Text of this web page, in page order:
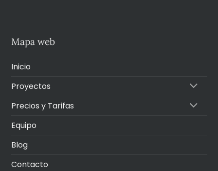
Mapa web
Inicio
Proyectos
Precios y Tarifas
Equipo
Blog
Contacto